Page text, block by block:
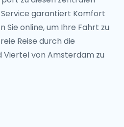
garantiert Komfort
Sie online, um Ihre Fahrt zu
Reise durch die
Viertel von Amsterdam zu